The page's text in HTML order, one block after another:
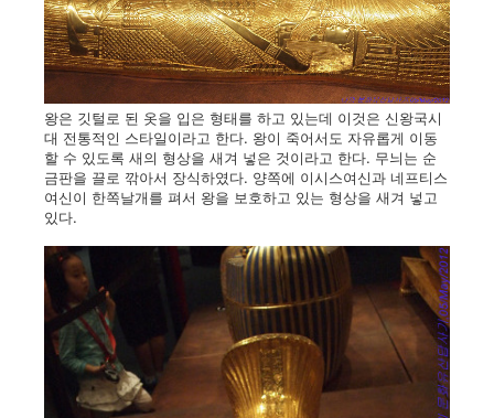
왕은 깃털로 된 옷을 입은 형태를 하고 있는데 이것은 신왕국시
대 전통적인 스타일이라고 한다. 왕이 죽어서도 자유롭게 이동
할 수 있도록 새의 형상을 새겨 넣은 것이라고 한다. 무늬는 순
금판을 끌로 깎아서 장식하였다. 양쪽에 이시스여신과 네프티스
여신이 한쪽날개를 펴서 왕을 보호하고 있는 형상을 새겨 넣고
있다.